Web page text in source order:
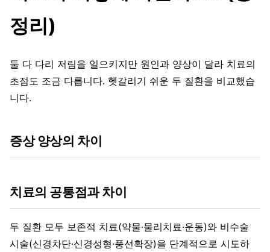
정리)
둘 다 다리 저림을 일으키지만 원인과 양상이 달라 치료의
초점도 조금 다릅니다. 헷갈리기 쉬운 두 질환을 비교했습
니다.
증상 양상의 차이
치료의 공통점과 차이
두 질환 모두 보존적 치료(약물·물리치료·운동)와 비수술
시술(신경차단·신경성형·풍선확장)을 단계적으로 시도하